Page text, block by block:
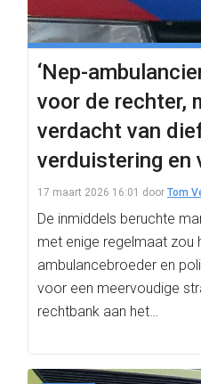
‘Nep-
voor de rechter,
verdacht van
verduistering en
17 maart 2026 16:01 door Tom
De inmiddels beruchte
met enige regelmaat zou
ambulancebroeder en
voor een meervoudige
rechtbank aan het…